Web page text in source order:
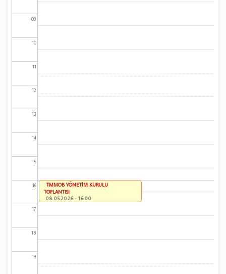
09
10
11
12
13
14
15
16
17
18
19
TMMOB YÖNETİM KURULU
TOPLANTISI
08.05.2026 - 16:00